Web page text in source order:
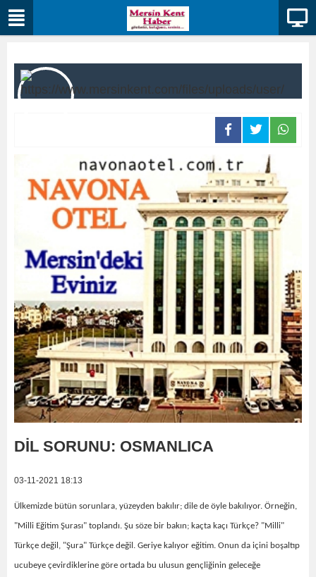
DİL SORUNU: OSMANLICA
03-11-2021 18:13
Ülkemizde bütün sorunlara, yüzeyden bakılır; dile de öyle bakılıyor. Örneğin,
"Milli Eğitim Şurası" toplandı. Şu söze bir bakın; kaçta kaçı Türkçe? "Milli"
Türkçe değil, "Şura" Türkçe değil. Geriye kalıyor eğitim. Onun da içini boşaltıp
ucubeye çevirdiklerine göre ortada bu ulusun gençliğinin geleceğe